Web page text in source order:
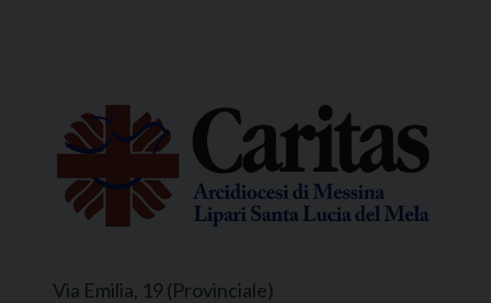
Via Emilia, 19 (Provinciale)